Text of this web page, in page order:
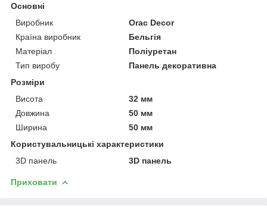
Основні
Виробник
Orac Decor
Країна виробник
Бельгія
Матеріал
Поліуретан
Тип виробу
Панель декоративна
Розміри
Висота
32 мм
Довжина
50 мм
Ширина
50 мм
Користувальницькі характеристики
3D панель
3D панель
Приховати